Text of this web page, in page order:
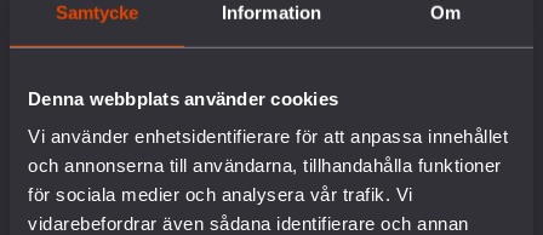
Samtycke Information Om
Denna webbplats använder cookies
Vi använder enhetsidentifierare för att anpassa innehållet
och annonserna till användarna, tillhandahålla funktioner
för sociala medier och analysera vår trafik. Vi
vidarebefordrar även sådana identifierare och annan
Vår historia
Vision & Uppdrag
Föreningsinformation
Lediga tjänster
English
Kontakt
Pressrum